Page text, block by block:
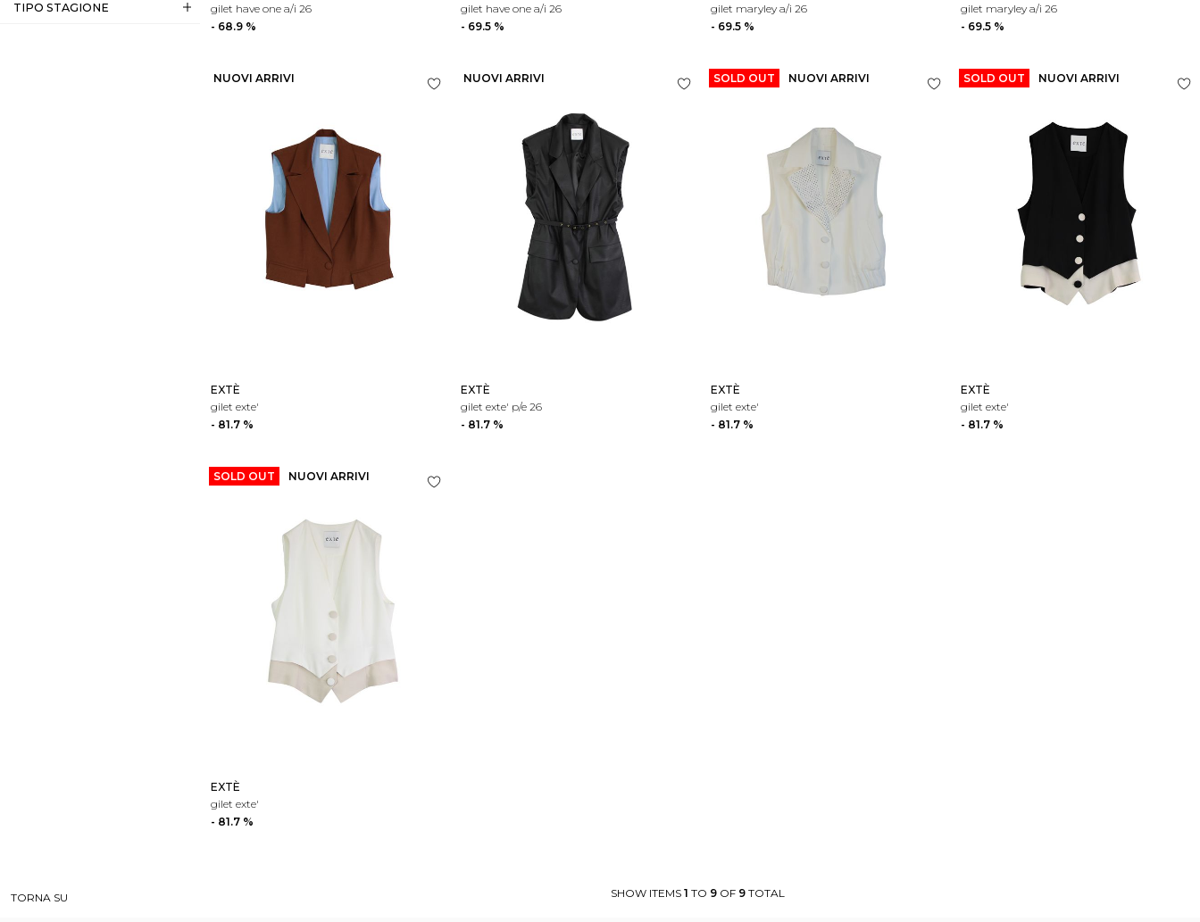
TIPO STAGIONE
gilet have one a/i 26
- 68.9 %
gilet have one a/i 26
- 69.5 %
gilet maryley a/i 26
- 69.5 %
gilet maryley a/i 26
- 69.5 %
NUOVI ARRIVI
EXTÈ
gilet exte'
- 81.7 %
NUOVI ARRIVI
EXTÈ
gilet exte' p/e 26
- 81.7 %
SOLD OUT NUOVI ARRIVI
EXTÈ
gilet exte'
- 81.7 %
SOLD OUT NUOVI ARRIVI
EXTÈ
gilet exte'
- 81.7 %
SOLD OUT NUOVI ARRIVI
EXTÈ
gilet exte'
- 81.7 %
TORNA SU SHOW ITEMS 1 TO 9 OF 9 TOTAL